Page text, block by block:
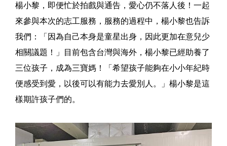
楊小黎，即便忙於拍戲與通告，愛心仍不落人後！一起
來參與本次的志工服務，服務的過程中，楊小黎也告訴
我們：「因為自己本身是童星出身，因此更加在意兒少
相關議題！」目前包含台灣與海外，楊小黎已經助養了
三位孩子，成為三寶媽！「希望孩子能夠在小小年紀時
便感受到愛，以後可以有能力去愛別人。」楊小黎是這
樣期許孩子們的。